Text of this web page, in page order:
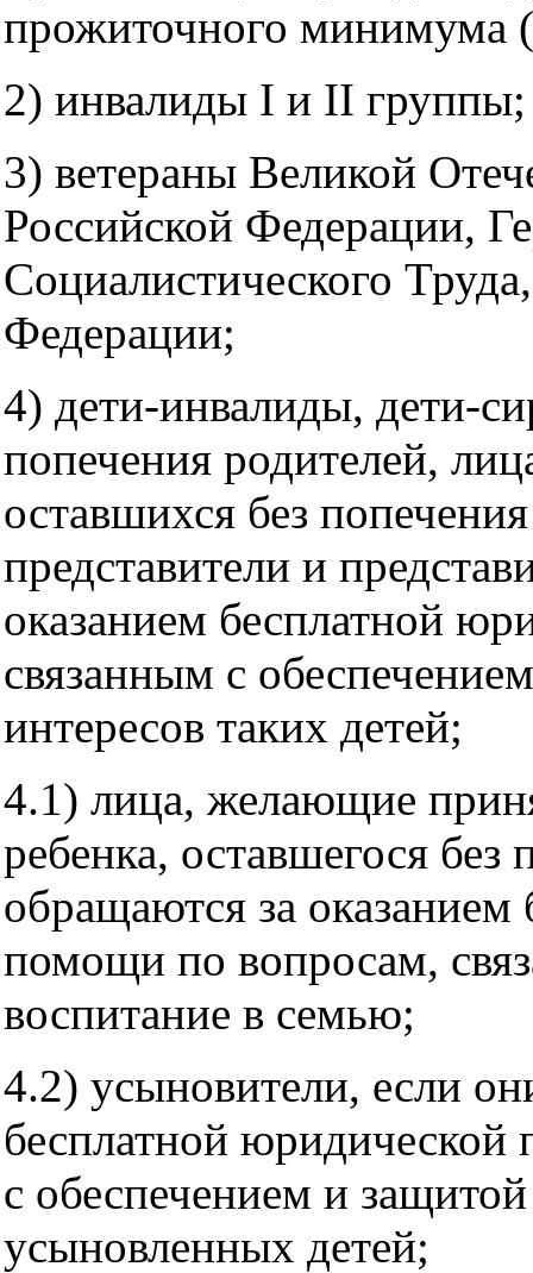
прожиточного минимума
2) инвалиды I и II группы;
3) ветераны Великой
Российской Федерации,
Социалистического
Федерации;
4) дети-инвалиды, дети-
попечения родителей,
оставшихся без
представители и
оказанием бесплатной
связанным с
интересов таких детей;
4.1) лица, желающие
ребенка, оставшегося
обращаются за
помощи по вопросам,
воспитание в семью;
4.2) усыновители, если
бесплатной
с обеспечением и
усыновленных детей;